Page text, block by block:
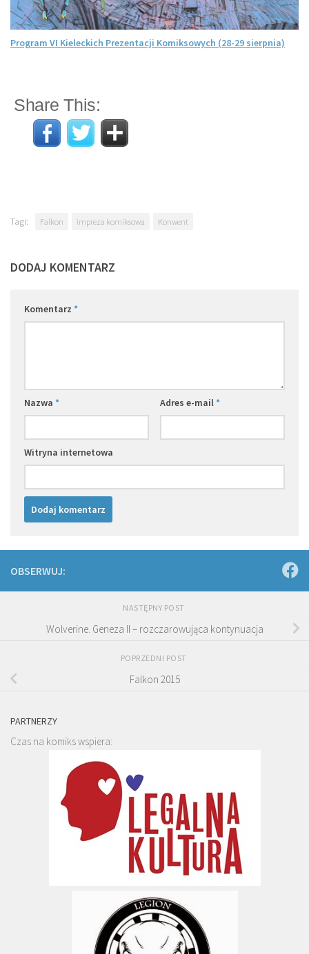
Program VI Kieleckich Prezentacji Komiksowych (28-29 sierpnia)
Share This:
Tagi: Falkon impreza komiksowa Konwent
DODAJ KOMENTARZ
Komentarz *
Nazwa * Adres e-mail*
Witryna internetowa
OBSERWUJ:
NASTĘPNY POST
Wolverine. Geneza II – rozczarowująca kontynuacja
POPRZEDNI POST
Falkon 2015
PARTNERZY
Czas na komiks wspiera: